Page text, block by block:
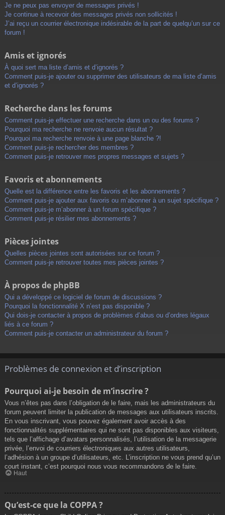
Je ne peux pas envoyer de messages privés !
Je continue à recevoir des messages privés non sollicités !
J’ai reçu un courrier électronique indésirable de la part de quelqu’un sur ce
forum !
Amis et ignorés
À quoi sert ma liste d’amis et d’ignorés ?
Comment puis-je ajouter ou supprimer des utilisateurs de ma liste d’amis
et d’ignorés ?
Recherche dans les forums
Comment puis-je effectuer une recherche dans un ou des forums ?
Pourquoi ma recherche ne renvoie aucun résultat ?
Pourquoi ma recherche renvoie à une page blanche ?!
Comment puis-je rechercher des membres ?
Comment puis-je retrouver mes propres messages et sujets ?
Favoris et abonnements
Quelle est la différence entre les favoris et les abonnements ?
Comment puis-je ajouter aux favoris ou m’abonner à un sujet spécifique ?
Comment puis-je m’abonner à un forum spécifique ?
Comment puis-je résilier mes abonnements ?
Pièces jointes
Quelles pièces jointes sont autorisées sur ce forum ?
Comment puis-je retrouver toutes mes pièces jointes ?
À propos de phpBB
Qui a développé ce logiciel de forum de discussions ?
Pourquoi la fonctionnalité X n’est pas disponible ?
Qui dois-je contacter à propos de problèmes d’abus ou d’ordres légaux
liés à ce forum ?
Comment puis-je contacter un administrateur du forum ?
Problèmes de connexion et d’inscription
Pourquoi ai-je besoin de m’inscrire ?
Vous n’êtes pas dans l’obligation de le faire, mais les administrateurs du
forum peuvent limiter la publication de messages aux utilisateurs inscrits.
En vous inscrivant, vous pouvez également avoir accès à des
fonctionnalités supplémentaires qui ne sont pas disponibles aux visiteurs,
tels que l’affichage d’avatars personnalisés, l’utilisation de la messagerie
privée, l’envoi de courriers électroniques aux autres utilisateurs,
l’adhésion à un groupe d’utilisateurs, etc. L’inscription ne vous prend qu’un
court instant, c’est pourquoi nous vous recommandons de le faire.
Haut
Qu’est-ce que la COPPA ?